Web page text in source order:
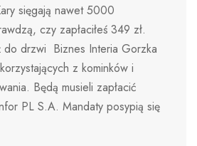
sięgają nawet 5000
czy zapłaciłeś 349 zł.
do drzwi Biznes Interia Gorzka
z kominków i
Będą musieli zapłacić
PL S.A. Mandaty posypią się